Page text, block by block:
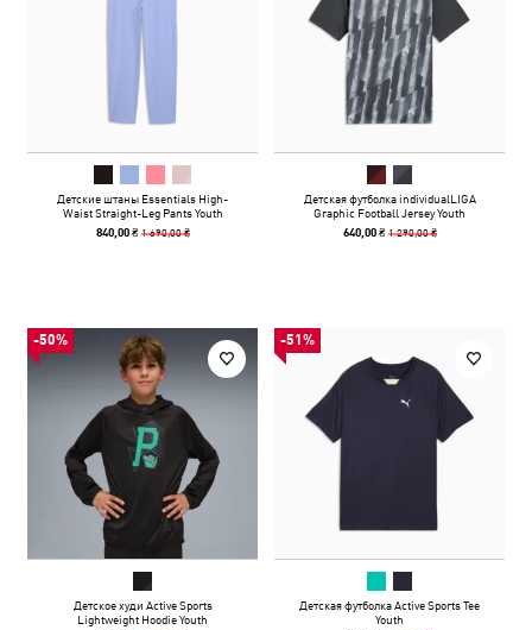
Детские штаны Essentials High-
Waist Straight-Leg Pants Youth
840,00 ₴ 1 690,00 ₴
Детская футболка individualLIGA
Graphic Football Jersey Youth
640,00 ₴ 1 290,00 ₴
-50%
Детское худи Active Sports
Lightweight Hoodie Youth
-51%
Детская футболка Active Sports Tee
Youth